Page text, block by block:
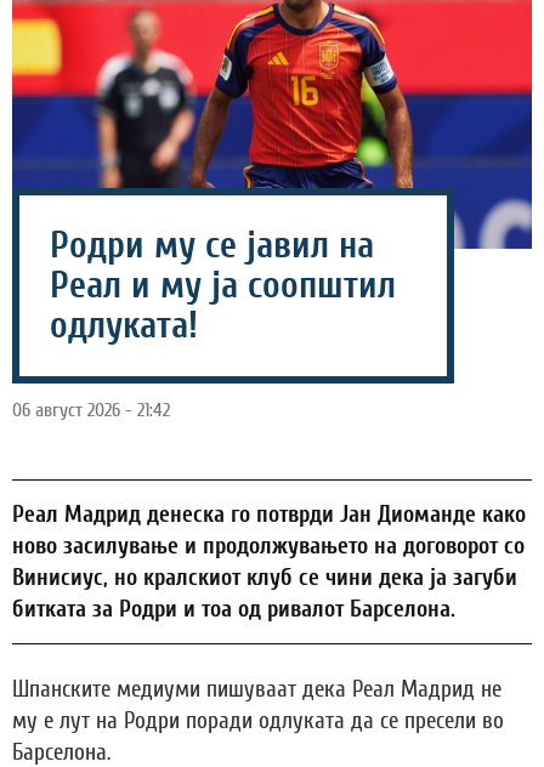
Родри му се јавил на
Реал и му ја соопштил
одлуката!
06 август 2026 - 21:42
Реал Мадрид денеска го потврди Јан Диоманде како
ново засилување и продолжувањето на договорот со
Винисиус, но кралскиот клуб се чини дека ја загуби
битката за Родри и тоа од ривалот Барселона.
Шпанските медиуми пишуваат дека Реал Мадрид не
му е лут на Родри поради одлуката да се пресели во
Барселона.